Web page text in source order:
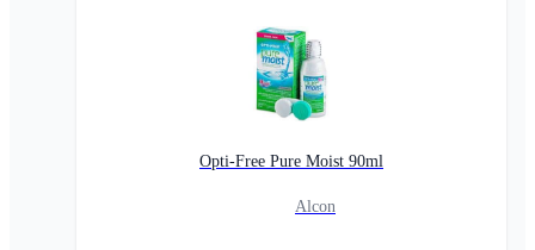
Opti-Free Pure Moist 90ml
Alcon